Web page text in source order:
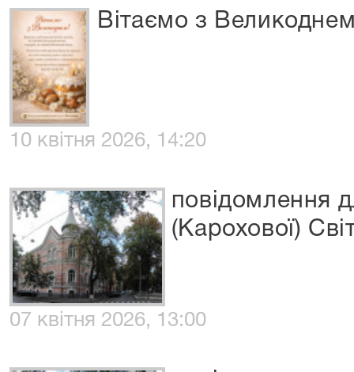
Вітаємо з
10 квітня 2026, 14:20
повідомлення
(Карохової)
07 квітня 2026, 13:00